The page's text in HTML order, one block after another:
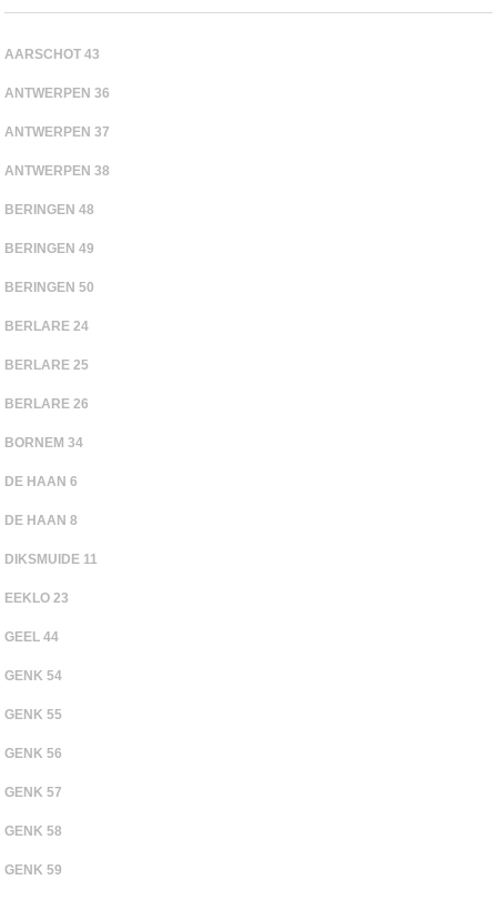
AARSCHOT 43
ANTWERPEN 36
ANTWERPEN 37
ANTWERPEN 38
BERINGEN 48
BERINGEN 49
BERINGEN 50
BERLARE 24
BERLARE 25
BERLARE 26
BORNEM 34
DE HAAN 6
DE HAAN 8
DIKSMUIDE 11
EEKLO 23
GEEL 44
GENK 54
GENK 55
GENK 56
GENK 57
GENK 58
GENK 59